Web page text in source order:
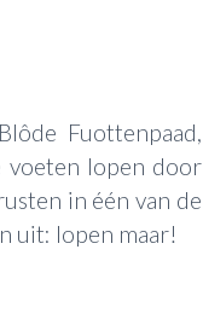
Fuottenpaad,
voeten lopen door
in één van de
uit: lopen maar!